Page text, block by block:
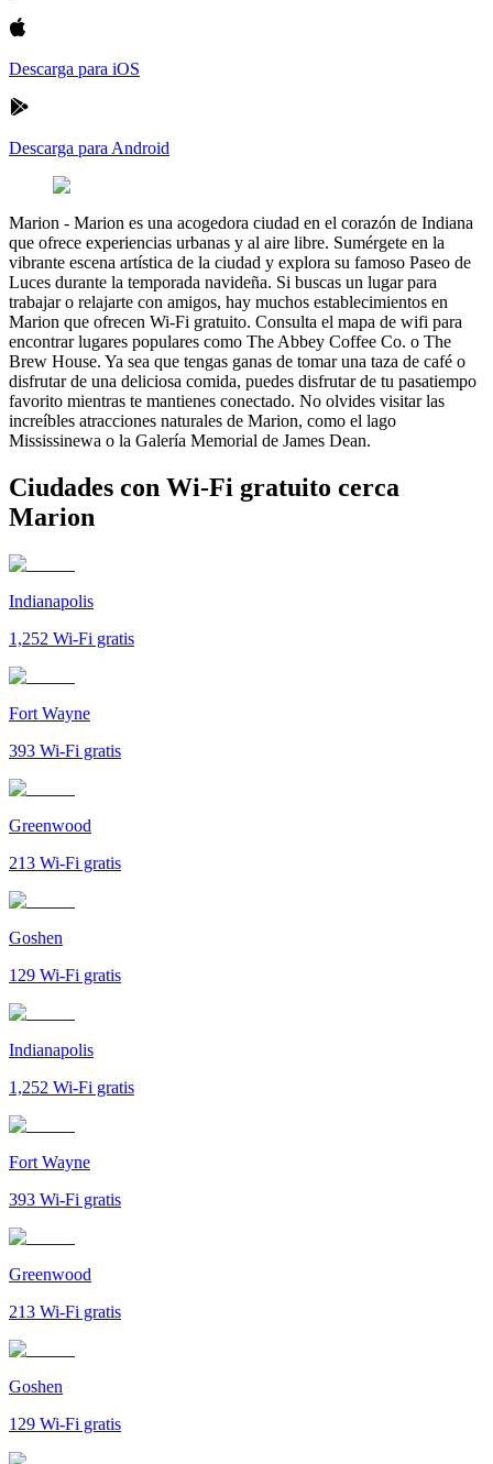
Descarga para iOS
Descarga para Android
Marion - Marion es una acogedora ciudad en el corazón de Indiana
que ofrece experiencias urbanas y al aire libre. Sumérgete en la
vibrante escena artística de la ciudad y explora su famoso Paseo de
Luces durante la temporada navideña. Si buscas un lugar para
trabajar o relajarte con amigos, hay muchos establecimientos en
Marion que ofrecen Wi-Fi gratuito. Consulta el mapa de wifi para
encontrar lugares populares como The Abbey Coffee Co. o The
Brew House. Ya sea que tengas ganas de tomar una taza de café o
disfrutar de una deliciosa comida, puedes disfrutar de tu pasatiempo
favorito mientras te mantienes conectado. No olvides visitar las
increíbles atracciones naturales de Marion, como el lago
Mississinewa o la Galería Memorial de James Dean.
Ciudades con Wi-Fi gratuito cerca
Marion
Indianapolis
1,252 Wi-Fi gratis
Fort Wayne
393 Wi-Fi gratis
Greenwood
213 Wi-Fi gratis
Goshen
129 Wi-Fi gratis
Indianapolis
1,252 Wi-Fi gratis
Fort Wayne
393 Wi-Fi gratis
Greenwood
213 Wi-Fi gratis
Goshen
129 Wi-Fi gratis